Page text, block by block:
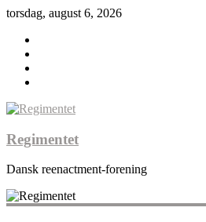
torsdag, august 6, 2026
Regimentet
Dansk reenactment-forening